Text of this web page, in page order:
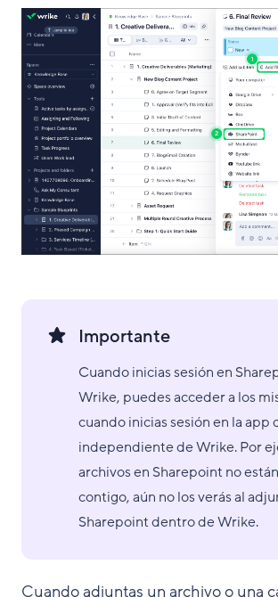
Importante
Cuando inicias sesión en
Wrike, puedes acceder a los
cuando inicias sesión en la app
independiente de Wrike. Por
archivos en Sharepoint no
contigo, aún no los verás al
Sharepoint dentro de Wrike.
Cuando adjuntas un archivo o una